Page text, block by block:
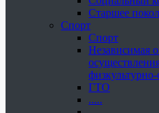
Старшее
Спорт
Спорт
Независимая
ГТО
.....